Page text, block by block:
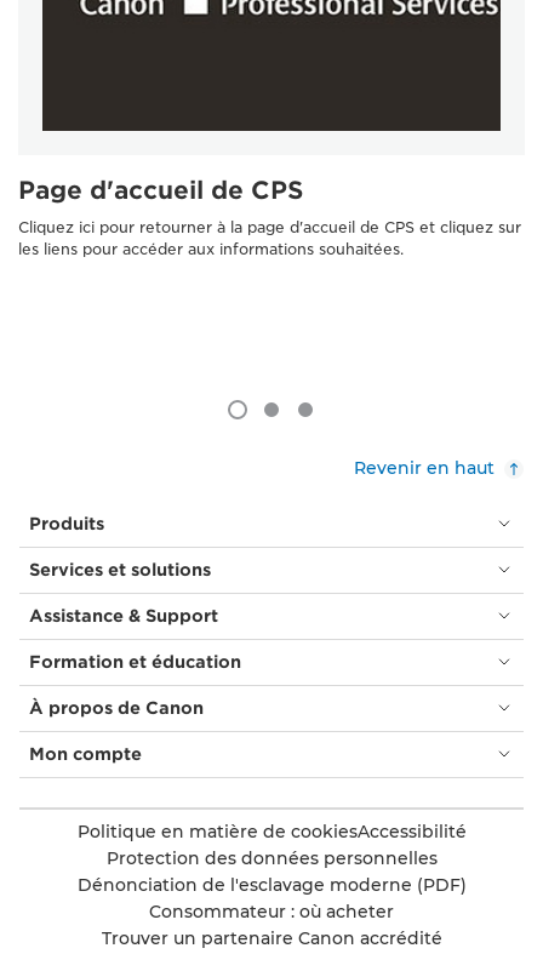
Page d'accueil de CPS
Cliquez ici pour retourner à la page d'accueil de CPS et cliquez sur
les liens pour accéder aux informations souhaitées.
Revenir en haut
Produits
Services et solutions
Assistance & Support
Formation et éducation
À propos de Canon
Mon compte
Politique en matière de cookiesAccessibilité
Protection des données personnelles
Dénonciation de l'esclavage moderne (PDF)
Consommateur : où acheter
Trouver un partenaire Canon accrédité